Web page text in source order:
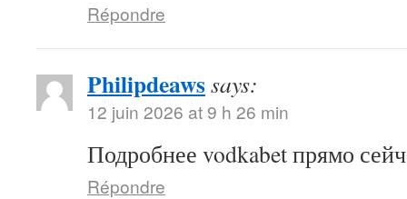
Répondre
Philipdeawssays:
12 juin 2026 at 9 h 26 min
Подробнее vodkabet прямо
Répondre